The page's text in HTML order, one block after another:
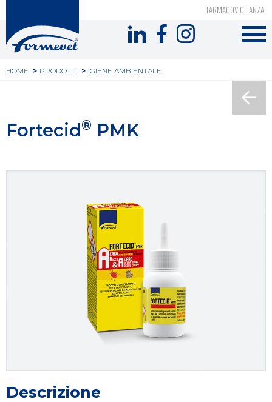
contenuto
principale
header
FARMACOVIGILANZA
Formevet
Menu
Tu
qui
HOME PRODOTTI IGIENE AMBIENTALE
Fortecid® PMK
Descrizione